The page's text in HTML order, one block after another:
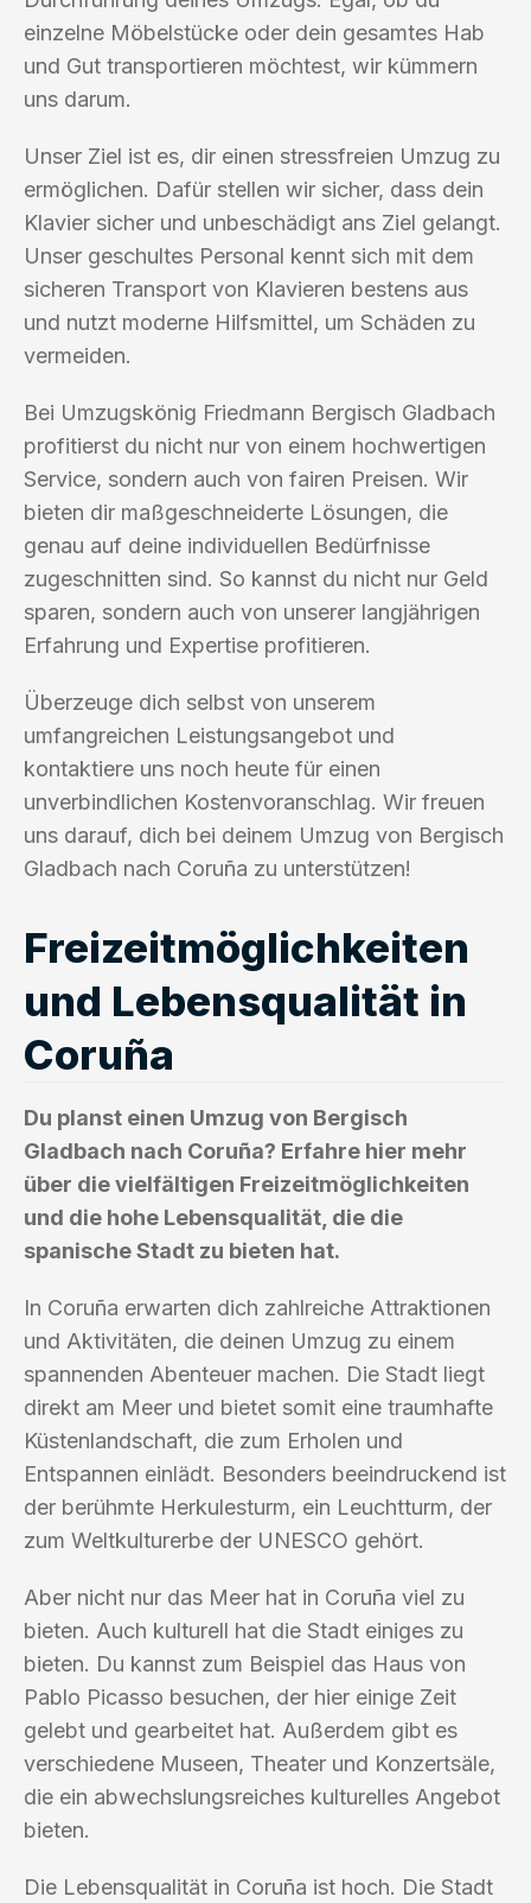
einzelne Möbelstücke oder dein gesamtes Hab
und Gut transportieren möchtest, wir kümmern
uns darum.
Unser Ziel ist es, dir einen stressfreien Umzug zu
ermöglichen. Dafür stellen wir sicher, dass dein
Klavier sicher und unbeschädigt ans Ziel gelangt.
Unser geschultes Personal kennt sich mit dem
sicheren Transport von Klavieren bestens aus
und nutzt moderne Hilfsmittel, um Schäden zu
vermeiden.
Bei Umzugskönig Friedmann Bergisch Gladbach
profitierst du nicht nur von einem hochwertigen
Service, sondern auch von fairen Preisen. Wir
bieten dir maßgeschneiderte Lösungen, die
genau auf deine individuellen Bedürfnisse
zugeschnitten sind. So kannst du nicht nur Geld
sparen, sondern auch von unserer langjährigen
Erfahrung und Expertise profitieren.
Überzeuge dich selbst von unserem
umfangreichen Leistungsangebot und
kontaktiere uns noch heute für einen
unverbindlichen Kostenvoranschlag. Wir freuen
uns darauf, dich bei deinem Umzug von Bergisch
Gladbach nach Coruña zu unterstützen!
Freizeitmöglichkeiten
und Lebensqualität in
Coruña
Du planst einen Umzug von Bergisch
Gladbach nach Coruña? Erfahre hier mehr
über die vielfältigen Freizeitmöglichkeiten
und die hohe Lebensqualität, die die
spanische Stadt zu bieten hat.
In Coruña erwarten dich zahlreiche Attraktionen
und Aktivitäten, die deinen Umzug zu einem
spannenden Abenteuer machen. Die Stadt liegt
direkt am Meer und bietet somit eine traumhafte
Küstenlandschaft, die zum Erholen und
Entspannen einlädt. Besonders beeindruckend ist
der berühmte Herkulesturm, ein Leuchtturm, der
zum Weltkulturerbe der UNESCO gehört.
Aber nicht nur das Meer hat in Coruña viel zu
bieten. Auch kulturell hat die Stadt einiges zu
bieten. Du kannst zum Beispiel das Haus von
Pablo Picasso besuchen, der hier einige Zeit
gelebt und gearbeitet hat. Außerdem gibt es
verschiedene Museen, Theater und Konzertsäle,
die ein abwechslungsreiches kulturelles Angebot
bieten.
Die Lebensqualität in Coruña ist hoch. Die Stadt